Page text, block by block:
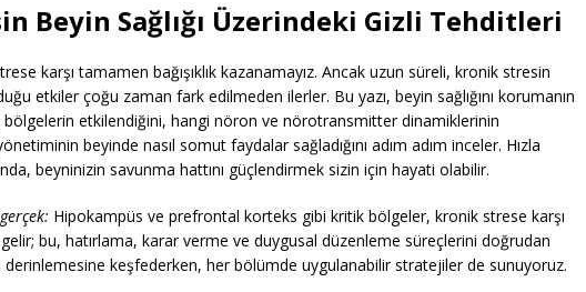
Beyin Sağlığı Üzerindeki Gizli Tehditleri
karşı tamamen bağışıklık kazanamayız. Ancak uzun süreli, kronik stresin
etkiler çoğu zaman fark edilmeden ilerler. Bu yazı, beyin sağlığını korumanın
bölgelerin etkilendiğini, hangi nöron ve nörotransmitter dinamiklerinin
beyinde nasıl somut faydalar sağladığını adım adım inceler. Hızla
beyninizin savunma hattını güçlendirmek sizin için hayati olabilir.
Hipokampüs ve prefrontal korteks gibi kritik bölgeler, kronik strese karşı
bu, hatırlama, karar verme ve duygusal düzenleme süreçlerini doğrudan
keşfederken, her bölümde uygulanabilir stratejiler de sunuyoruz.